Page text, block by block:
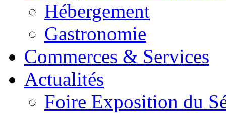
Hébergement
Gastronomie
Commerces & Services
Actualités
Foire Exposition du